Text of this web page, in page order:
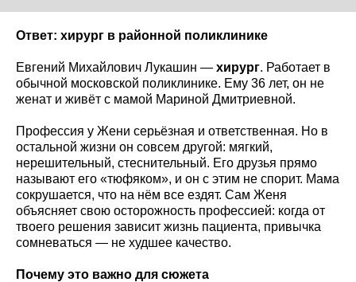
Ответ: хирург в районной поликлинике
Евгений Михайлович Лукашин — хирург. Работает в
обычной московской поликлинике. Ему 36 лет, он не
женат и живёт с мамой Мариной Дмитриевной.
Профессия у Жени серьёзная и ответственная. Но в
остальной жизни он совсем другой: мягкий,
нерешительный, стеснительный. Его друзья прямо
называют его «тюфяком», и он с этим не спорит. Мама
сокрушается, что на нём все ездят. Сам Женя
объясняет свою осторожность профессией: когда от
твоего решения зависит жизнь пациента, привычка
сомневаться — не худшее качество.
Почему это важно для сюжета